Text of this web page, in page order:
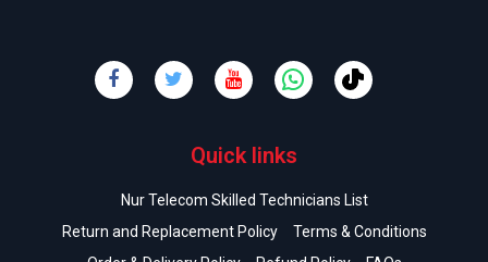
Quick links
Nur Telecom Skilled Technicians List
Return and Replacement Policy
Terms & Conditions